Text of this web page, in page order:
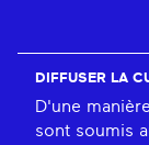
DIFFUSER LA
D'une
sont soumis